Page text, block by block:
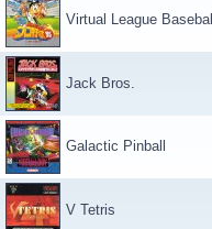
Virtual League Baseball
Jack Bros.
Galactic Pinball
V Tetris